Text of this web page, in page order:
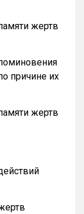
жертв
причине их
жертв